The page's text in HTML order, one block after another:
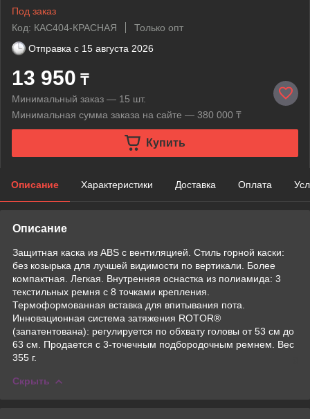
Под заказ
Код: КАС404-КРАСНАЯ
Только опт
Отправка с 15 августа 2026
13 950 ₸
Минимальный заказ — 15 шт.
Минимальная сумма заказа на сайте — 380 000 ₸
Купить
Описание Характеристики Доставка Оплата
Описание
Защитная каска из ABS с вентиляцией. Стиль горной каски:
без козырька для лучшей видимости по вертикали. Более
компактная. Легкая. Внутренняя оснастка из полиамида: 3
текстильных ремня с 8 точками крепления.
Термоформованная вставка для впитывания пота.
Инновационная система затяжения ROTOR®
(запатентована): регулируется по обхвату головы от 53 см до
63 см. Продается с 3-точечным подбородочным ремнем. Вес
355 г.
Скрыть